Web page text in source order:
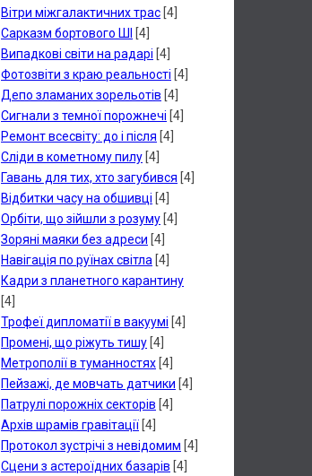
Вітри міжгалактичних трас [4]
Сарказм бортового ШІ
[4]
Випадкові світи на радарі [4]
Фотозвіти з краю реальності [4]
Депо зламаних зорельотів [4]
Сигнали з темної порожнечі [4]
Ремонт всесвіту: до і після [4]
Сліди в кометному пилу [4]
Гавань для тих, хто загубився [4]
Відбитки часу на обшивці [4]
Орбіти, що зійшли з розуму [4]
Зоряні маяки без адреси [4]
Навігація по руїнах світла [4]
Кадри з планетного карантину
[4]
Трофеї дипломатії в вакуумі [4]
Промені, що ріжуть тишу [4]
Метрополії в туманностях [4]
Пейзажі, де мовчать датчики [4]
Патрулі порожніх секторів [4]
Архів шрамів гравітації [4]
Протокол зустрічі з невідомим [4]
Сцени з астероїдних базарів [4]